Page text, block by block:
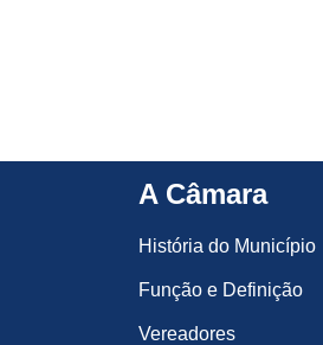
A Câmara
História do Município
Função e Definição
Vereadores